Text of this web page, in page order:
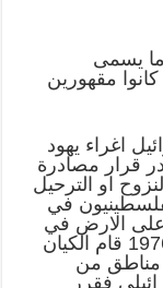
يسمى
حينذاك كانوا مقهورين
اغراء يهود
قرار مصادرة
او الترحيل
ان 85% من الفلسطينيون في
على الارض في
معيشتهم ، وبعدها وفي تاريخ 29 اذار 1976 قام الكيان
مناطق من
فقرر